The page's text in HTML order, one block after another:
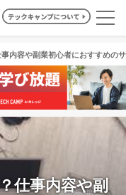
内容や副業初心者におすすめの
仕事内容や副